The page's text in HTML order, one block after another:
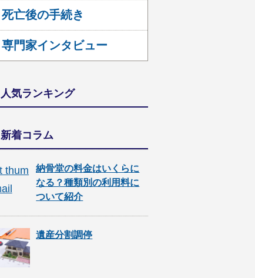
死亡後の手続き
専門家インタビュー
人気ランキング
新着コラム
納骨堂の料金はいくらに
なる？種類別の利用料に
ついて紹介
遺産分割調停